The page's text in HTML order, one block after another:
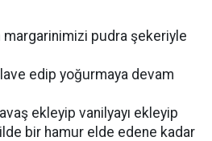
margarinimizi pudra şekeriyle
edip yoğurmaya devam
ekleyip vanilyayı ekleyip
bir hamur elde edene kadar